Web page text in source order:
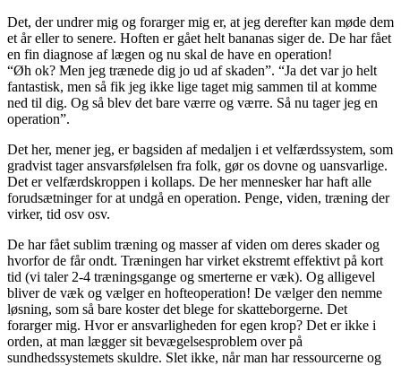
Det, der undrer mig og forarger mig er, at jeg derefter kan møde dem
et år eller to senere. Hoften er gået helt bananas siger de. De har fået
en fin diagnose af lægen og nu skal de have en operation!
“Øh ok? Men jeg trænede dig jo ud af skaden”. “Ja det var jo helt
fantastisk, men så fik jeg ikke lige taget mig sammen til at komme
ned til dig. Og så blev det bare værre og værre. Så nu tager jeg en
operation”.
Det her, mener jeg, er bagsiden af medaljen i et velfærdssystem, som
gradvist tager ansvarsfølelsen fra folk, gør os dovne og uansvarlige.
Det er velfærdskroppen i kollaps. De her mennesker har haft alle
forudsætninger for at undgå en operation. Penge, viden, træning der
virker, tid osv osv.
De har fået sublim træning og masser af viden om deres skader og
hvorfor de får ondt. Træningen har virket ekstremt effektivt på kort
tid (vi taler 2-4 træningsgange og smerterne er væk). Og alligevel
bliver de væk og vælger en hofteoperation! De vælger den nemme
løsning, som så bare koster det blege for skatteborgerne. Det
forarger mig. Hvor er ansvarligheden for egen krop? Det er ikke i
orden, at man lægger sit bevægelsesproblem over på
sundhedssystemets skuldre. Slet ikke, når man har ressourcerne og